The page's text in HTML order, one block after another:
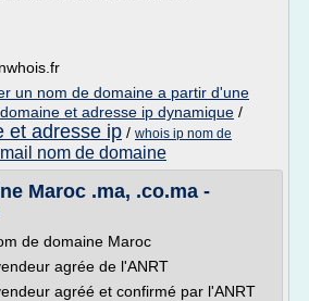
un nom de domaine a partir d'une
et adresse ip dynamique /
et adresse ip / whois ip nom de
nom de domaine
Maroc .ma, .co.ma -
de domaine Maroc
agrée de l'ANRT
agréé et confirmé par l'ANRT